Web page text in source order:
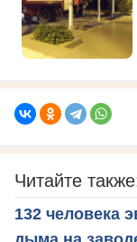
Читайте
132 человека